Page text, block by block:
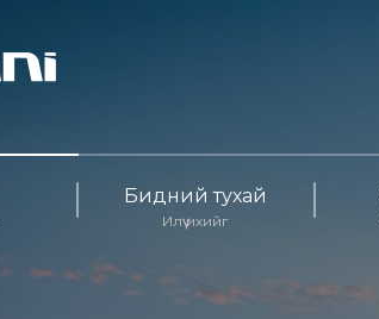
Бидний тухай
Илүү ихийг